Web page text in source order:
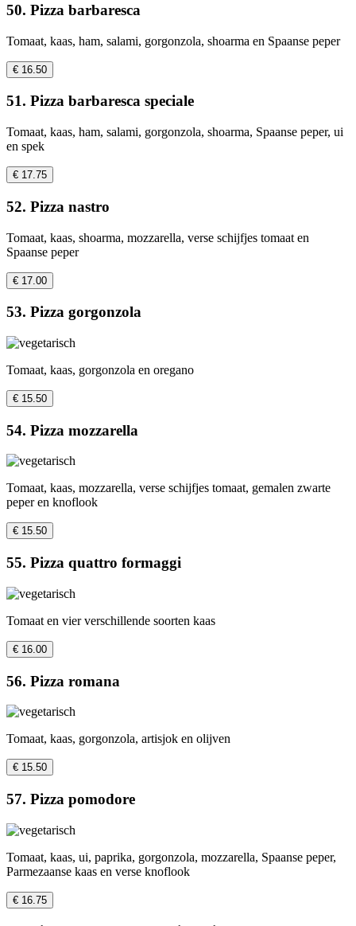
50. Pizza barbaresca
Tomaat, kaas, ham, salami, gorgonzola, shoarma en Spaanse peper
€ 16.50
51. Pizza barbaresca speciale
Tomaat, kaas, ham, salami, gorgonzola, shoarma, Spaanse peper, ui
en spek
€ 17.75
52. Pizza nastro
Tomaat, kaas, shoarma, mozzarella, verse schijfjes tomaat en
Spaanse peper
€ 17.00
53. Pizza gorgonzola
Tomaat, kaas, gorgonzola en oregano
€ 15.50
54. Pizza mozzarella
Tomaat, kaas, mozzarella, verse schijfjes tomaat, gemalen zwarte
peper en knoflook
€ 15.50
55. Pizza quattro formaggi
Tomaat en vier verschillende soorten kaas
€ 16.00
56. Pizza romana
Tomaat, kaas, gorgonzola, artisjok en olijven
€ 15.50
57. Pizza pomodore
Tomaat, kaas, ui, paprika, gorgonzola, mozzarella, Spaanse peper,
Parmezaanse kaas en verse knoflook
€ 16.75